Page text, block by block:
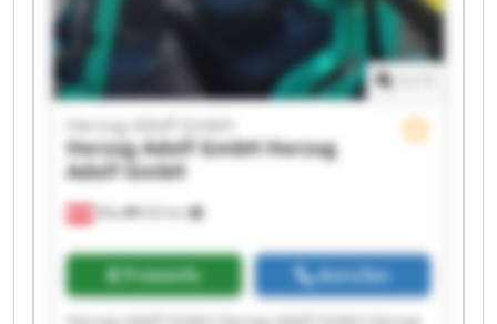
Wien 633 km
Herzog Adolf GmbH
Herzog Adolf GmbHHerzog
Adolf GmbH
Preisinfo Anrufen